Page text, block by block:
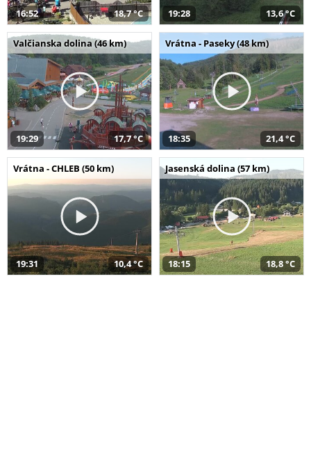
16:52 18,7 °C 19:28 13,6 °C
Valčianska dolina (46 km)
19:29 17,7 °C
Vrátna - Paseky (48 km)
18:35 21,4 °C
Vrátna - CHLEB (50 km)
19:31 10,4 °C
Jasenská dolina (57 km)
18:15 18,8 °C